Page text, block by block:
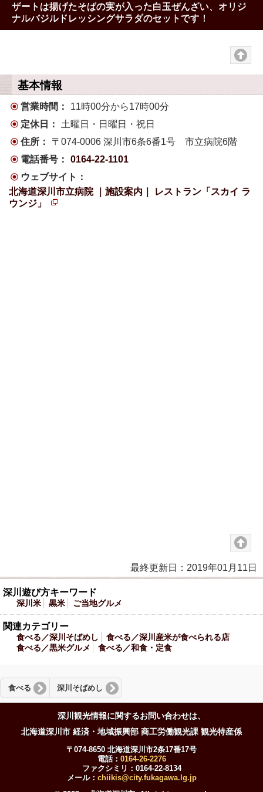
ザートは揚げたそばの実が入った白玉ぜんざい、オリジ
ナルバジルドレッシングサラダのセットです！
基本情報
営業時間：
11時00分から17時00分
定休日：
土曜日・日曜日・祝日
住所：
〒074-0006 深川市6条6番1号 市立病院6階
電話番号：
0164-22-1101
ウェブサイト：
北海道深川市立病院 ｜施設案内｜ レストラン「スカイ ラ
ウンジ」
最終更新日：2019年01月11日
深川遊び方キーワード
深川米 黒米 ご当地グルメ
関連カテゴリー
食べる／深川そばめし
食べる／深川産米が食べられる店
食べる／黒米グルメ
食べる／和食・定食
食べる 深川そばめし
深川観光情報に関するお問い合わせは、
北海道深川市 経済・地域振興部 商工労働観光課 観光特産係
〒074-8650 北海道深川市2条17番17号
電話： 0164-26-2276
ファクシミリ：0164-22-8134
メール： chiikis@city.fukagawa.lg.jp